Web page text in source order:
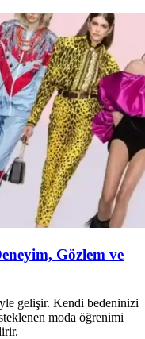
Gözlem ve
gelişir. Kendi bedeninizi
moda öğrenimi